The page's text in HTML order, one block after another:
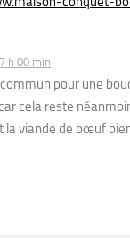
h 00 min
commun pour une
cela reste
viande de bœuf